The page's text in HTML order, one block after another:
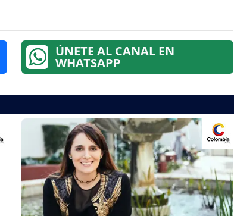
ÚNETE AL CANAL EN
WHATSAPP